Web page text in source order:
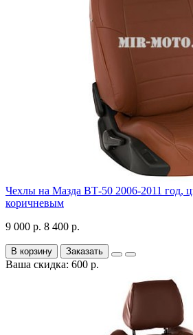
Чехлы на Мазда ВТ-50 2006-2011 год,
коричневым
9 000 р. 8 400 р.
В корзину Заказать
Ваша скидка: 600 р.